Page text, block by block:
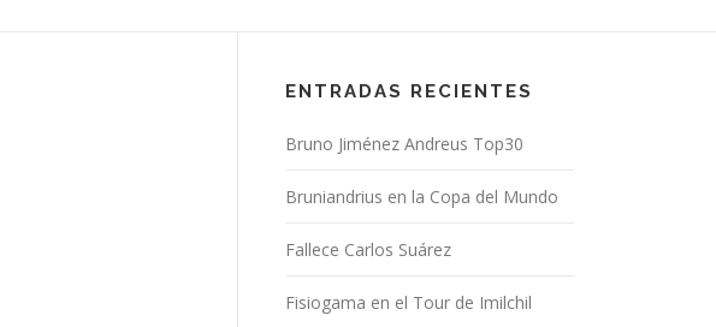
ENTRADAS RECIENTES
Bruno Jiménez Andreus Top30
Bruniandrius en la Copa del Mundo
Fallece Carlos Suárez
Fisiogama en el Tour de Imilchil